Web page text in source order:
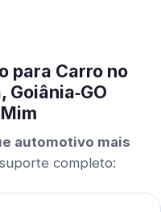
para Carro no
automotivo mais
completo: